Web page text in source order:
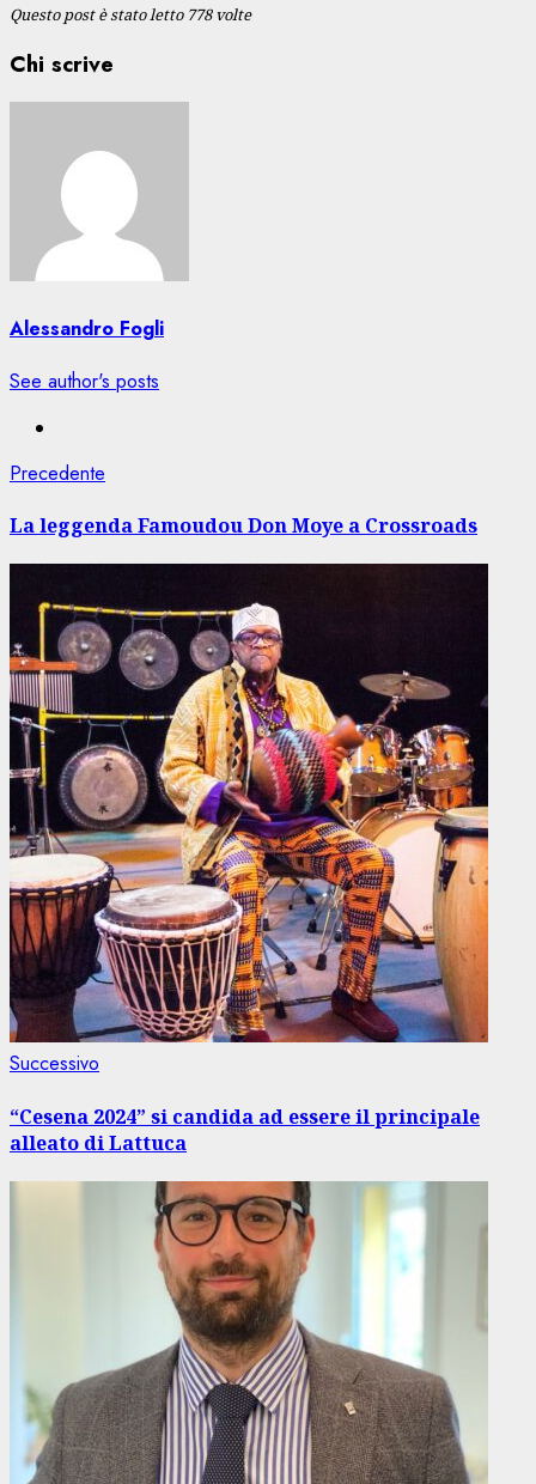
Questo post è stato letto 778 volte
Chi scrive
Alessandro Fogli
See author's posts
Navigazione
articolo
Precedente
La leggenda Famoudou Don Moye a Crossroads
Successivo
“Cesena 2024” si candida ad essere il principale
alleato di Lattuca